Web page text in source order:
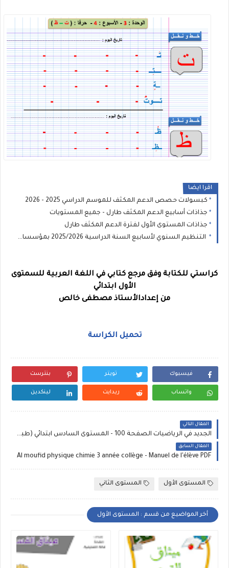
اقرا ايضا
كبسولات حصص الدعم المكثف للموسم الدراسي 2025 - 2026
جذاذات أسابيع الدعم المكثف طارل - جميع المستويات
جذاذات المستوى الأول لفترة الدعم المكثف طارل
التنظيم السنوي لأسابيع السنة الدراسية 2025/2026 بمؤسسات الريادة
كراستي للكتابة وفق مرجع كتابي في اللغة العربية للسمتوى
الأول ابتدائي
من إعدادالأستاذ مصطفى خالص
تحميل الكراسة
فيسبوك تويتر بنترست
واتساب ريدايت لينكدين
المقال التالي
الجديد في الرياضيات الصفحة 100 - المستوى السادس ابتدائي (طبعة 2021)
المقال السابق
Al moufid physique chimie 3 année collège - Manuel de l'élève PDF
المستوى الأول المستوى الثاني
أخر المواضيع من قسم : المستوى الأول